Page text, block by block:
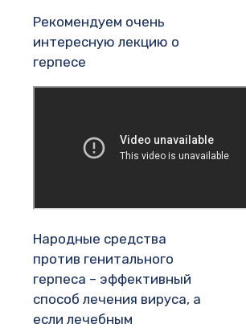
Рекомендуем очень
интересную лекцию о
герпесе
Народные средства
против генитального
герпеса – эффективный
способ лечения вируса, а
если лечебным